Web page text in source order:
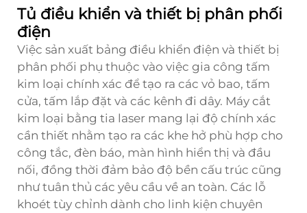
Tủ điều khiển và thiết bị phân phối
điện
Việc sản xuất bảng điều khiển điện và thiết bị
phân phối phụ thuộc vào việc gia công tấm
kim loại chính xác để tạo ra các vỏ bao, tấm
cửa, tấm lắp đặt và các kênh đi dây. Máy cắt
kim loại bằng tia laser mang lại độ chính xác
cần thiết nhằm tạo ra các khe hở phù hợp cho
công tắc, đèn báo, màn hình hiển thị và đầu
nối, đồng thời đảm bảo độ bền cấu trúc cũng
như tuân thủ các yêu cầu về an toàn. Các lỗ
khoét tùy chỉnh dành cho linh kiện chuyên